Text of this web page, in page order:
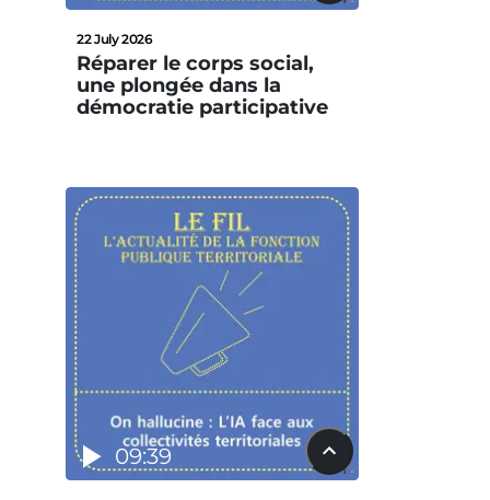
22 July 2026
Réparer le corps social,
une plongée dans la
démocratie participative
09:39